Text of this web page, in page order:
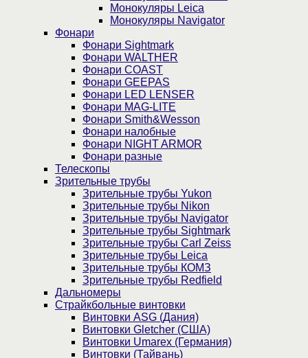
Монокуляры Leica
Монокуляры Navigator
Фонари
Фонари Sightmark
Фонари WALTHER
Фонари COAST
Фонари GEEPAS
Фонари LED LENSER
Фонари MAG-LITE
Фонари Smith&Wesson
Фонари налобные
Фонари NIGHT ARMOR
Фонари разные
Телескопы
Зрительные трубы
Зрительные трубы Yukon
Зрительные трубы Nikon
Зрительные трубы Navigator
Зрительные трубы Sightmark
Зрительные трубы Carl Zeiss
Зрительные трубы Leica
Зрительные трубы КОМЗ
Зрительные трубы Redfield
Дальномеры
Страйкбольные винтовки
Винтовки ASG (Дания)
Винтовки Gletcher (США)
Винтовки Umarex (Германия)
Винтовки (Тайвань)